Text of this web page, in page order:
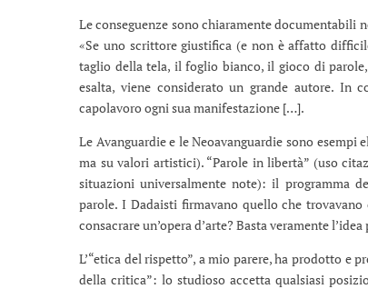
Le conseguenze sono chiaramente
«Se uno scrittore giustifica (e non è affatto
taglio della tela, il foglio bianco, il gioco di
esalta, viene considerato un grande autore. In
capolavoro ogni sua manifestazione […].
Le Avanguardie e le Neoavanguardie sono
ma su valori artistici). “Parole in libertà” (uso
situazioni universalmente note): il programma
parole. I Dadaisti firmavano quello che
consacrare un’opera d’arte? Basta veramente
L’“etica del rispetto”, a mio parere, ha prodotto e
della critica”: lo studioso accetta qualsiasi